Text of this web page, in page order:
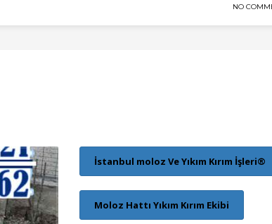
NO
İstanbul moloz Ve Yıkım Kırım İşleri®
Moloz Hattı Yıkım Kırım Ekibi